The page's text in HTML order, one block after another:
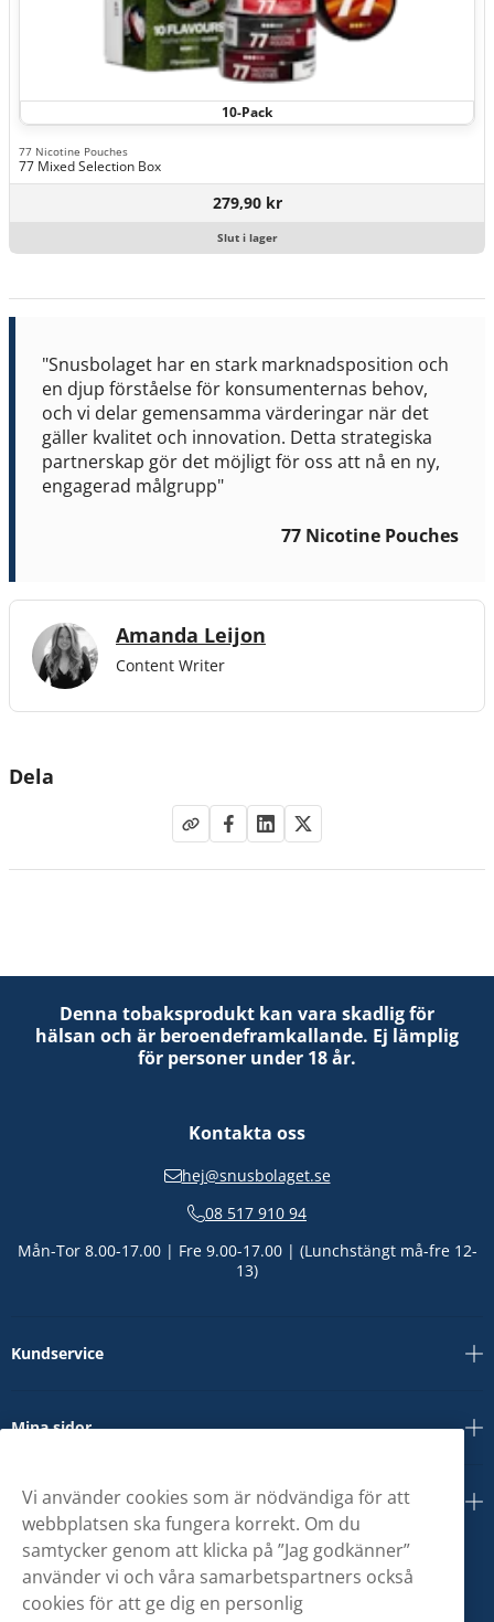
10-Pack
77 Nicotine Pouches
77 Mixed Selection Box
279,90 kr
Slut i lager
"Snusbolaget har en stark marknadsposition och
en djup förståelse för konsumenternas behov,
och vi delar gemensamma värderingar när det
gäller kvalitet och innovation. Detta strategiska
partnerskap gör det möjligt för oss att nå en ny,
engagerad målgrupp"
77 Nicotine Pouches
Amanda Leijon
Content Writer
Dela
Denna tobaksprodukt kan vara skadlig för
hälsan och är beroendeframkallande. Ej lämplig
för personer under 18 år.
Kontakta oss
hej@snusbolaget.se
08 517 910 94
Mån-Tor 8.00-17.00 | Fre 9.00-17.00 | (Lunchstängt må-fre 12-
13)
Kundservice
Mina sidor
Om oss
Vi använder cookies som är nödvändiga för att
webbplatsen ska fungera korrekt. Om du
samtycker genom att klicka på ”Jag godkänner”
använder vi och våra samarbetspartners också
cookies för att ge dig en personlig